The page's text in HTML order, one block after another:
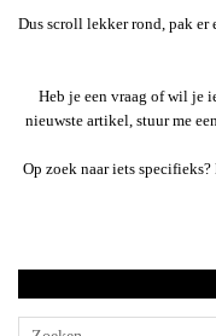
Dus scroll lekker rond, pak
Heb je een vraag of wil je
nieuwste artikel, stuur me
Op zoek naar iets